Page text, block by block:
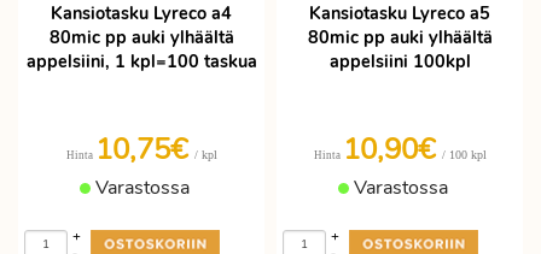
Kansiotasku Lyreco a4
80mic pp auki ylhäältä
appelsiini, 1 kpl=100 taskua
Hinta 10,75€ / kpl
Varastossa
+
Kansiotasku Lyreco a5
80mic pp auki ylhäältä
appelsiini 100kpl
Hinta 10,90€ / 100 kpl
Varastossa
+